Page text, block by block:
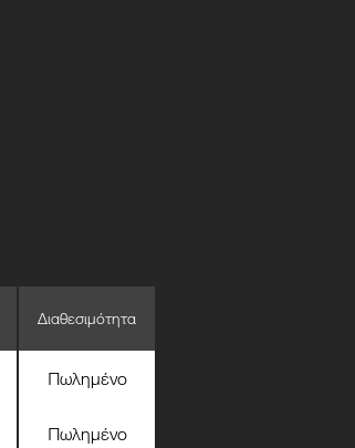
Διαθεσιμότητα
Πωλημένο
Πωλημένο